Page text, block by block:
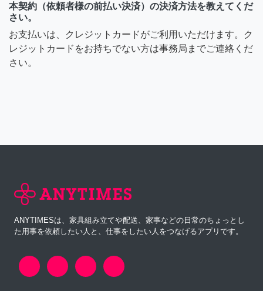
本契約（依頼者様の前払い決済）の決済方法を教えてくだ
さい。
お支払いは、クレジットカードがご利用いただけます。ク
レジットカードをお持ちでない方は事務局までご連絡くだ
さい。
ANYTIMESは、家具組み立てや配送、家事などの日常のちょっとし
た用事を依頼したい人と、仕事をしたい人をつなげるアプリです。